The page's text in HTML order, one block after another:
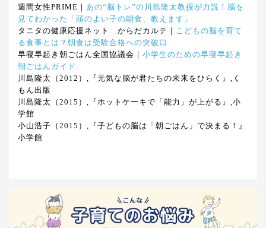
週間女性PRIME｜ あの“脳トレ”の川島隆太教授が力説！脳を
見てわかった「頭のよい子の朝食、教えます」
タニタの健康応援ネット からだカルテ｜ こどもの脳を育て
る食事とは？朝食は受験合格への突破口
早寝早起き朝ごはん全国協議会｜ 小学生のための早寝早起き
朝ごはんガイド
川島隆太（2012）,『元気な脳が君たちの未来をひらく』,く
もん出版
川島隆太（2015）,『ホットケーキで「能力」が上がる』,小
学館
小山浩子（2015）,『子どもの脳は「朝ごはん」で決まる！』
小学館